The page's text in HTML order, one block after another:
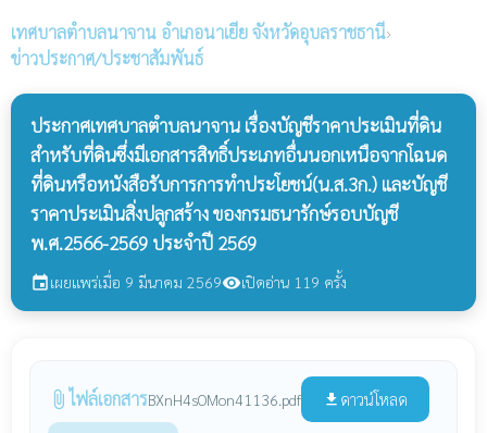
เทศบาลตำบลนาจาน อำเภอนาเยีย จังหวัดอุบลราชธานี›
ข่าวประกาศ/ประชาสัมพันธ์
ประกาศเทศบาลตำบลนาจาน เรื่องบัญชีราคาประเมินที่ดิน
สำหรับที่ดินซึ่งมีเอกสารสิทธิ์ประเภทอื่นนอกเหนือจากโฉนด
ที่ดินหรือหนังสือรับการการทำประโยชน์(น.ส.3ก.) และบัญชี
ราคาประเมินสิ่งปลูกสร้าง ของกรมธนารักษ์รอบบัญชี
พ.ศ.2566-2569 ประจำปี 2569
eventเผยแพร่เมื่อ 9 มีนาคม 2569visibilityเปิดอ่าน 119 ครั้ง
attach_file ไฟล์เอกสารBXnH4sOMon41136.pdf file_download ดาวน์โหลด